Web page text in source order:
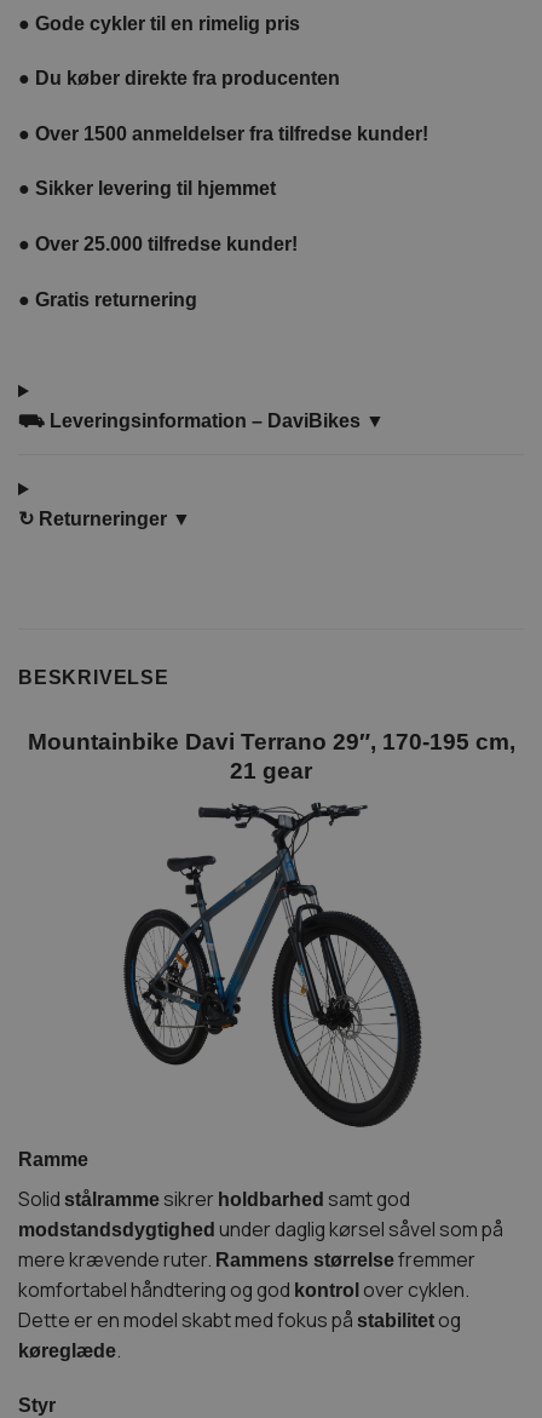
● Gode cykler til en rimelig pris
● Du køber direkte fra producenten
● Over 1500 anmeldelser fra tilfredse kunder!
● Sikker levering til hjemmet
● Over 25.000 tilfredse kunder!
● Gratis returnering
⛟ Leveringsinformation – DaviBikes ▼
↻ Returneringer ▼
BESKRIVELSE
Mountainbike Davi Terrano 29″, 170-195 cm,
21 gear
Ramme
Solid stålramme sikrer holdbarhed samt god
modstandsdygtighed under daglig kørsel såvel som på
mere krævende ruter. Rammens størrelsefremmer
komfortabel håndtering og god kontrol over cyklen.
Dette er en model skabt med fokus på stabilitet og
køreglæde.
Styr